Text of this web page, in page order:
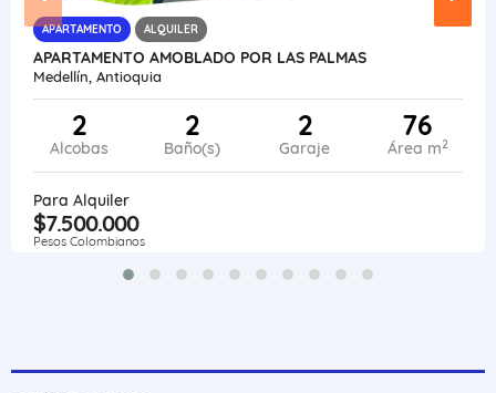
APARTAMENTO ALQUILER
APARTAMENTO AMOBLADO POR LAS PALMAS
Medellín, Antioquia
2
Alcobas
2
Baño(s)
2
Garaje
76
Área m2
Para Alquiler
$7.500.000
Pesos Colombianos